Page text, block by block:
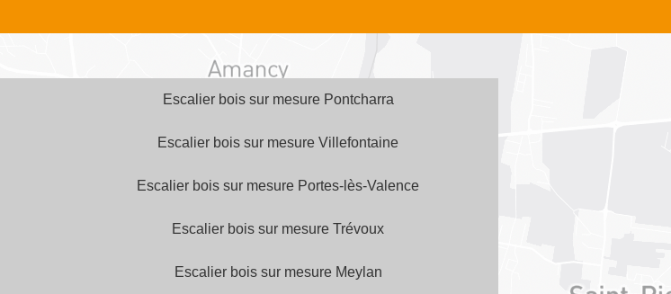
Escalier bois sur mesure Pontcharra
Escalier bois sur mesure Villefontaine
Escalier bois sur mesure Portes-lès-Valence
Escalier bois sur mesure Trévoux
Escalier bois sur mesure Meylan